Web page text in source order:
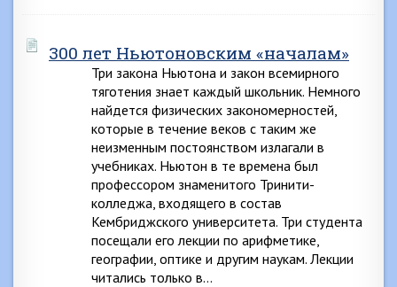
300 лет Ньютоновским «началам»
Три закона Ньютона и закон всемирного
тяготения знает каждый школьник. Немного
найдется физических закономерностей,
которые в течение веков с таким же
неизменным постоянством излагали в
учебниках. Ньютон в те времена был
профессором знаменитого Тринити-
колледжа, входящего в состав
Кембриджского университета. Три студента
посещали его лекции по арифметике,
географии, оптике и другим наукам. Лекции
читались только в…